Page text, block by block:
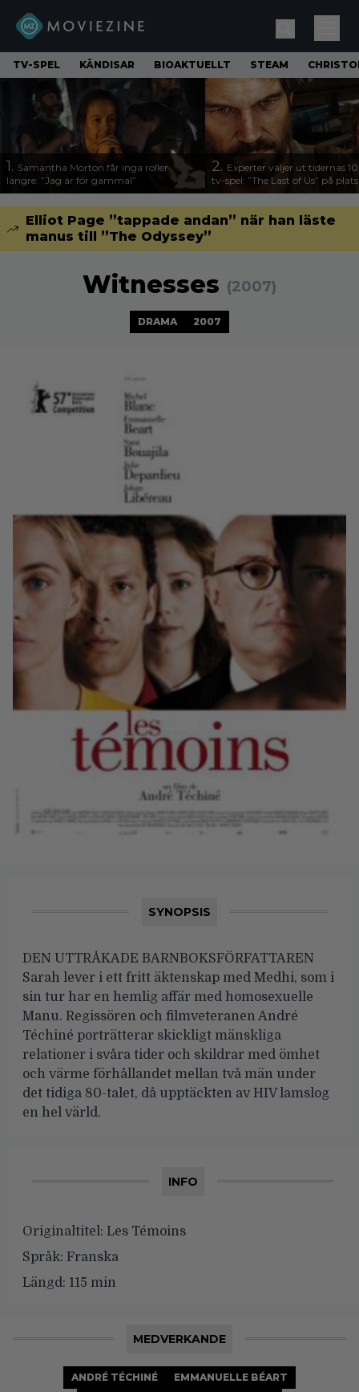
TV-SPEL KÄNDISAR BIOAKTUELLT STEAM
1. Samantha Morton får inga roller
längre: ”Jag är för gammal”
2. Experter väljer ut tidernas
tv-spel: ”The Last of Us” på
Elliot Page ”tappade andan” när han läste
manus till ”The Odyssey”
Witnesses (2007)
DRAMA 2007
SYNOPSIS
DEN UTTRÅKADE BARNBOKSFÖRFATTAREN
Sarah lever i ett fritt äktenskap med Medhi, som i
sin tur har en hemlig affär med homosexuelle
Manu. Regissören och filmveteranen André
Téchiné porträtterar skickligt mänskliga
relationer i svåra tider och skildrar med ömhet
och värme förhållandet mellan två män under
det tidiga 80-talet, då upptäckten av HIV lamslog
en hel värld.
INFO
Originaltitel: Les Témoins
Språk: Franska
Längd: 115 min
MEDVERKANDE
ANDRÉ TÉCHINÉ
EMMANUELLE BÉART